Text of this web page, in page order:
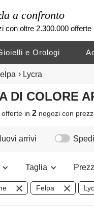
a confronto
con oltre 2.300.000 offerte
e Orologi
› Lycra
DI COLORE
offerte in2 negozicon
arrivi
Taglia
Felpa